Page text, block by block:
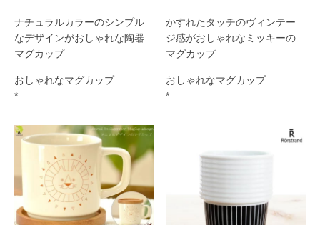
ナチュラルカラーのシンプル
なデザインがおしゃれな陶器
マグカップ
おしゃれなマグカップ
*
かすれたタッチのヴィンテー
ジ感がおしゃれなミッキーの
マグカップ
おしゃれなマグカップ
*